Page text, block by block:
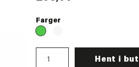
Farger
Hent i